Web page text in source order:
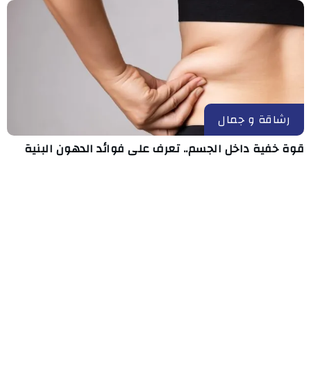
رشاقة و جمال
قوة خفية داخل الجسم.. تعرف على فوائد الدهون البنية